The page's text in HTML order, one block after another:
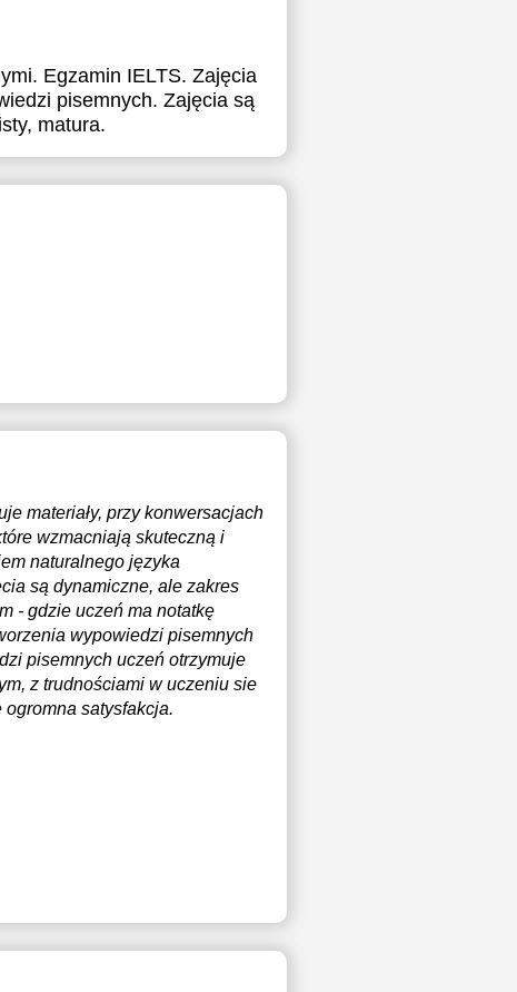
Egzamin IELTS. Zajęcia
pisemnych. Zajęcia są
matura.
materiały, przy konwersacjach
wzmacniają skuteczną i
naturalnego języka
są dynamiczne, ale zakres
- gdzie uczeń ma notatkę
wypowiedzi pisemnych
pisemnych uczeń otrzymuje
z trudnościami w uczeniu sie
satysfakcja.